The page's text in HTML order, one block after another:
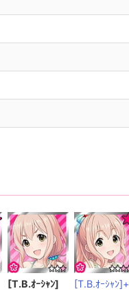
[T.B.ｵｰｼｬﾝ] [T.B.ｵｰｼｬﾝ]+